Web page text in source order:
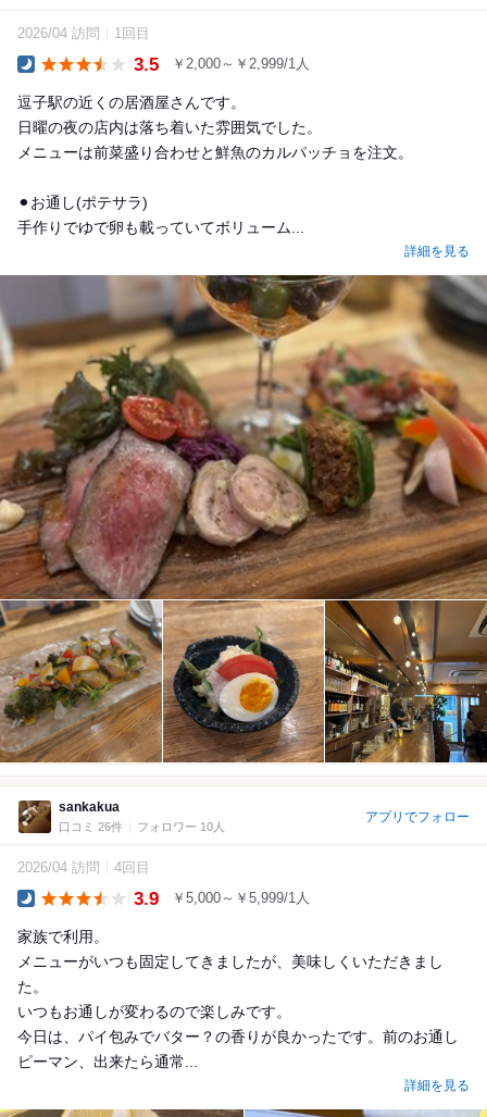
2026/04 訪問 1回目
3.5 ￥2,000～￥2,999/1人
逗子駅の近くの居酒屋さんです。
日曜の夜の店内は落ち着いた雰囲気でした。
メニューは前菜盛り合わせと鮮魚のカルパッチョを注文。
⚫︎お通し(ポテサラ)
手作りでゆで卵も載っていてボリューム...
詳細を見る
sankakua
口コミ 26件 フォロワー 10人
アプリでフォロー
2026/04 訪問 4回目
3.9 ￥5,000～￥5,999/1人
家族で利用。
メニューがいつも固定してきましたが、美味しくいただきまし
た。
いつもお通しが変わるので楽しみです。
今日は、パイ包みでバター？の香りが良かったです。前のお通し
ピーマン、出来たら通常...
詳細を見る